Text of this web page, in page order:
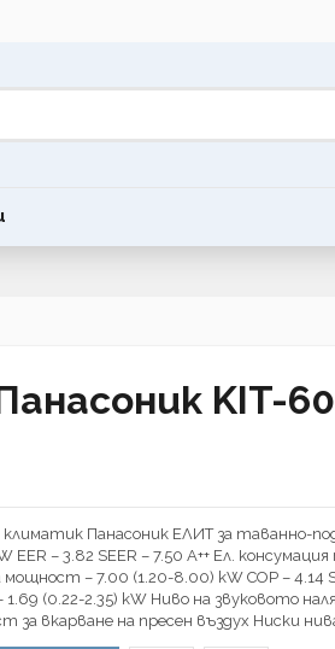
KIT-
климатик Панасоник ЕЛИТ за таванно-
– 3.82 SEER – 7.50 А++ Ел.
– 7.00 (1.20-8.00) kW COP – 4.14
(0.22-2.35) kW Ниво на звуковото
за вкарване на пресен въздух Ниски